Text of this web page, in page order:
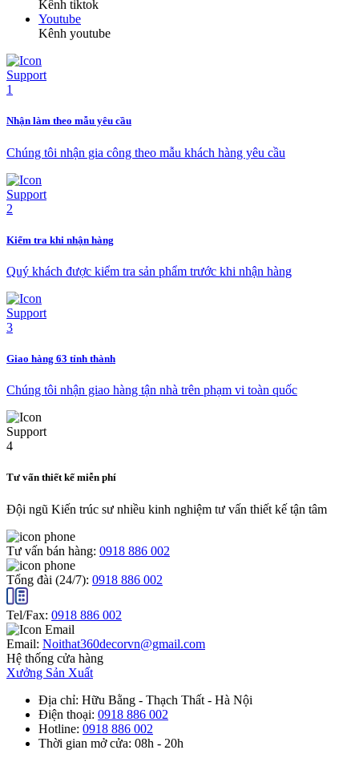
Kênh tiktok
Youtube
Kênh youtube
Nhận làm theo mẫu yêu cầu
Chúng tôi nhận gia công theo mẫu khách hàng yêu cầu
Kiểm tra khi nhận hàng
Quý khách được kiểm tra sản phẩm trước khi nhận hàng
Giao hàng 63 tỉnh thành
Chúng tôi nhận giao hàng tận nhà trên phạm vi toàn quốc
Tư vấn thiết kế miễn phí
Đội ngũ Kiến trúc sư nhiều kinh nghiệm tư vấn thiết kế tận tâm
Tư vấn bán hàng: 0918 886 002
Tổng đài (24/7): 0918 886 002
Tel/Fax: 0918 886 002
Email: Noithat360decorvn@gmail.com
Hệ thống cửa hàng
Xưởng Sản Xuất
Địa chỉ: Hữu Bằng - Thạch Thất - Hà Nội
Điện thoại: 0918 886 002
Hotline: 0918 886 002
Thời gian mở cửa: 08h - 20h